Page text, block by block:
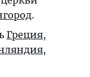
.
Греция,
,